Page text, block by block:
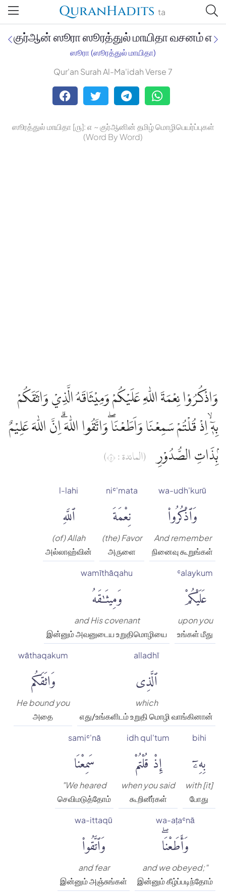
QuranHadits ta
Jan Trust Foundation
Mufti Omar Sheriff Qasimi,
குர்ஆன் ஸூரா ஸூரத்துல் மாயிதா வசனம் ௭
ஸூரா (ஸூரத்துல் மாயிதா)
Qur'an Surah Al-Ma'idah Verse 7
ஸூரத்துல் மாயிதா [௫]: ௭ ~ குர்ஆனின் தமிழ் மொழிபெயர்ப்புகள்
(Word By Word)
وَاذْكُرُوْا نِعْمَةَ اللّٰهِ عَلَيْكُمْ وَمِيْثَاقَهُ الَّذِيْ وَاثَقَكُمْ
بِهٖٓ ۙاِذْ قُلْتُمْ سَمِعْنَا وَاَطَعْنَا ۖوَاتَّقُوا اللّٰهَ ۗاِنَّ اللّٰهَ عَلِيْمٌ
ۢبِذَاتِ الصُّدُوْرِ
(المائدة : ٥)
wa-udh'kurū
وَٱذْكُرُوا۟
And remember
நினைவு கூறுங்கள்
niʿ'mata
نِعْمَةَ
(the) Favor
அருளை
l-lahi
ٱللَّهِ
(of) Allah
அல்லாஹ்வின்
ʿalaykum
عَلَيْكُمْ
upon you
உங்கள் மீது
wamīthāqahu
وَمِيثَٰقَهُ
and His covenant
இன்னும் அவனுடைய உறுதிமொழியை
alladhī
ٱلَّذِى
which
எது/உங்களிடம் உறுதி மொழி வாங்கினான்
wāthaqakum
وَاثَقَكُم
He bound you
அதை
bihi
بِهِۦٓ
with [it]
போது
idh qul'tum
إِذْ قُلْتُمْ
when you said
கூறினீர்கள்
samiʿ'nā
سَمِعْنَا
"We heared
செவிமடுத்தோம்
wa-aṭaʿnā
وَأَطَعْنَاۖ
and we obeyed;"
இன்னும் கீழ்ப்படிந்தோம்
wa-ittaqū
وَٱتَّقُوا۟
and fear
இன்னும் அஞ்சுங்கள்